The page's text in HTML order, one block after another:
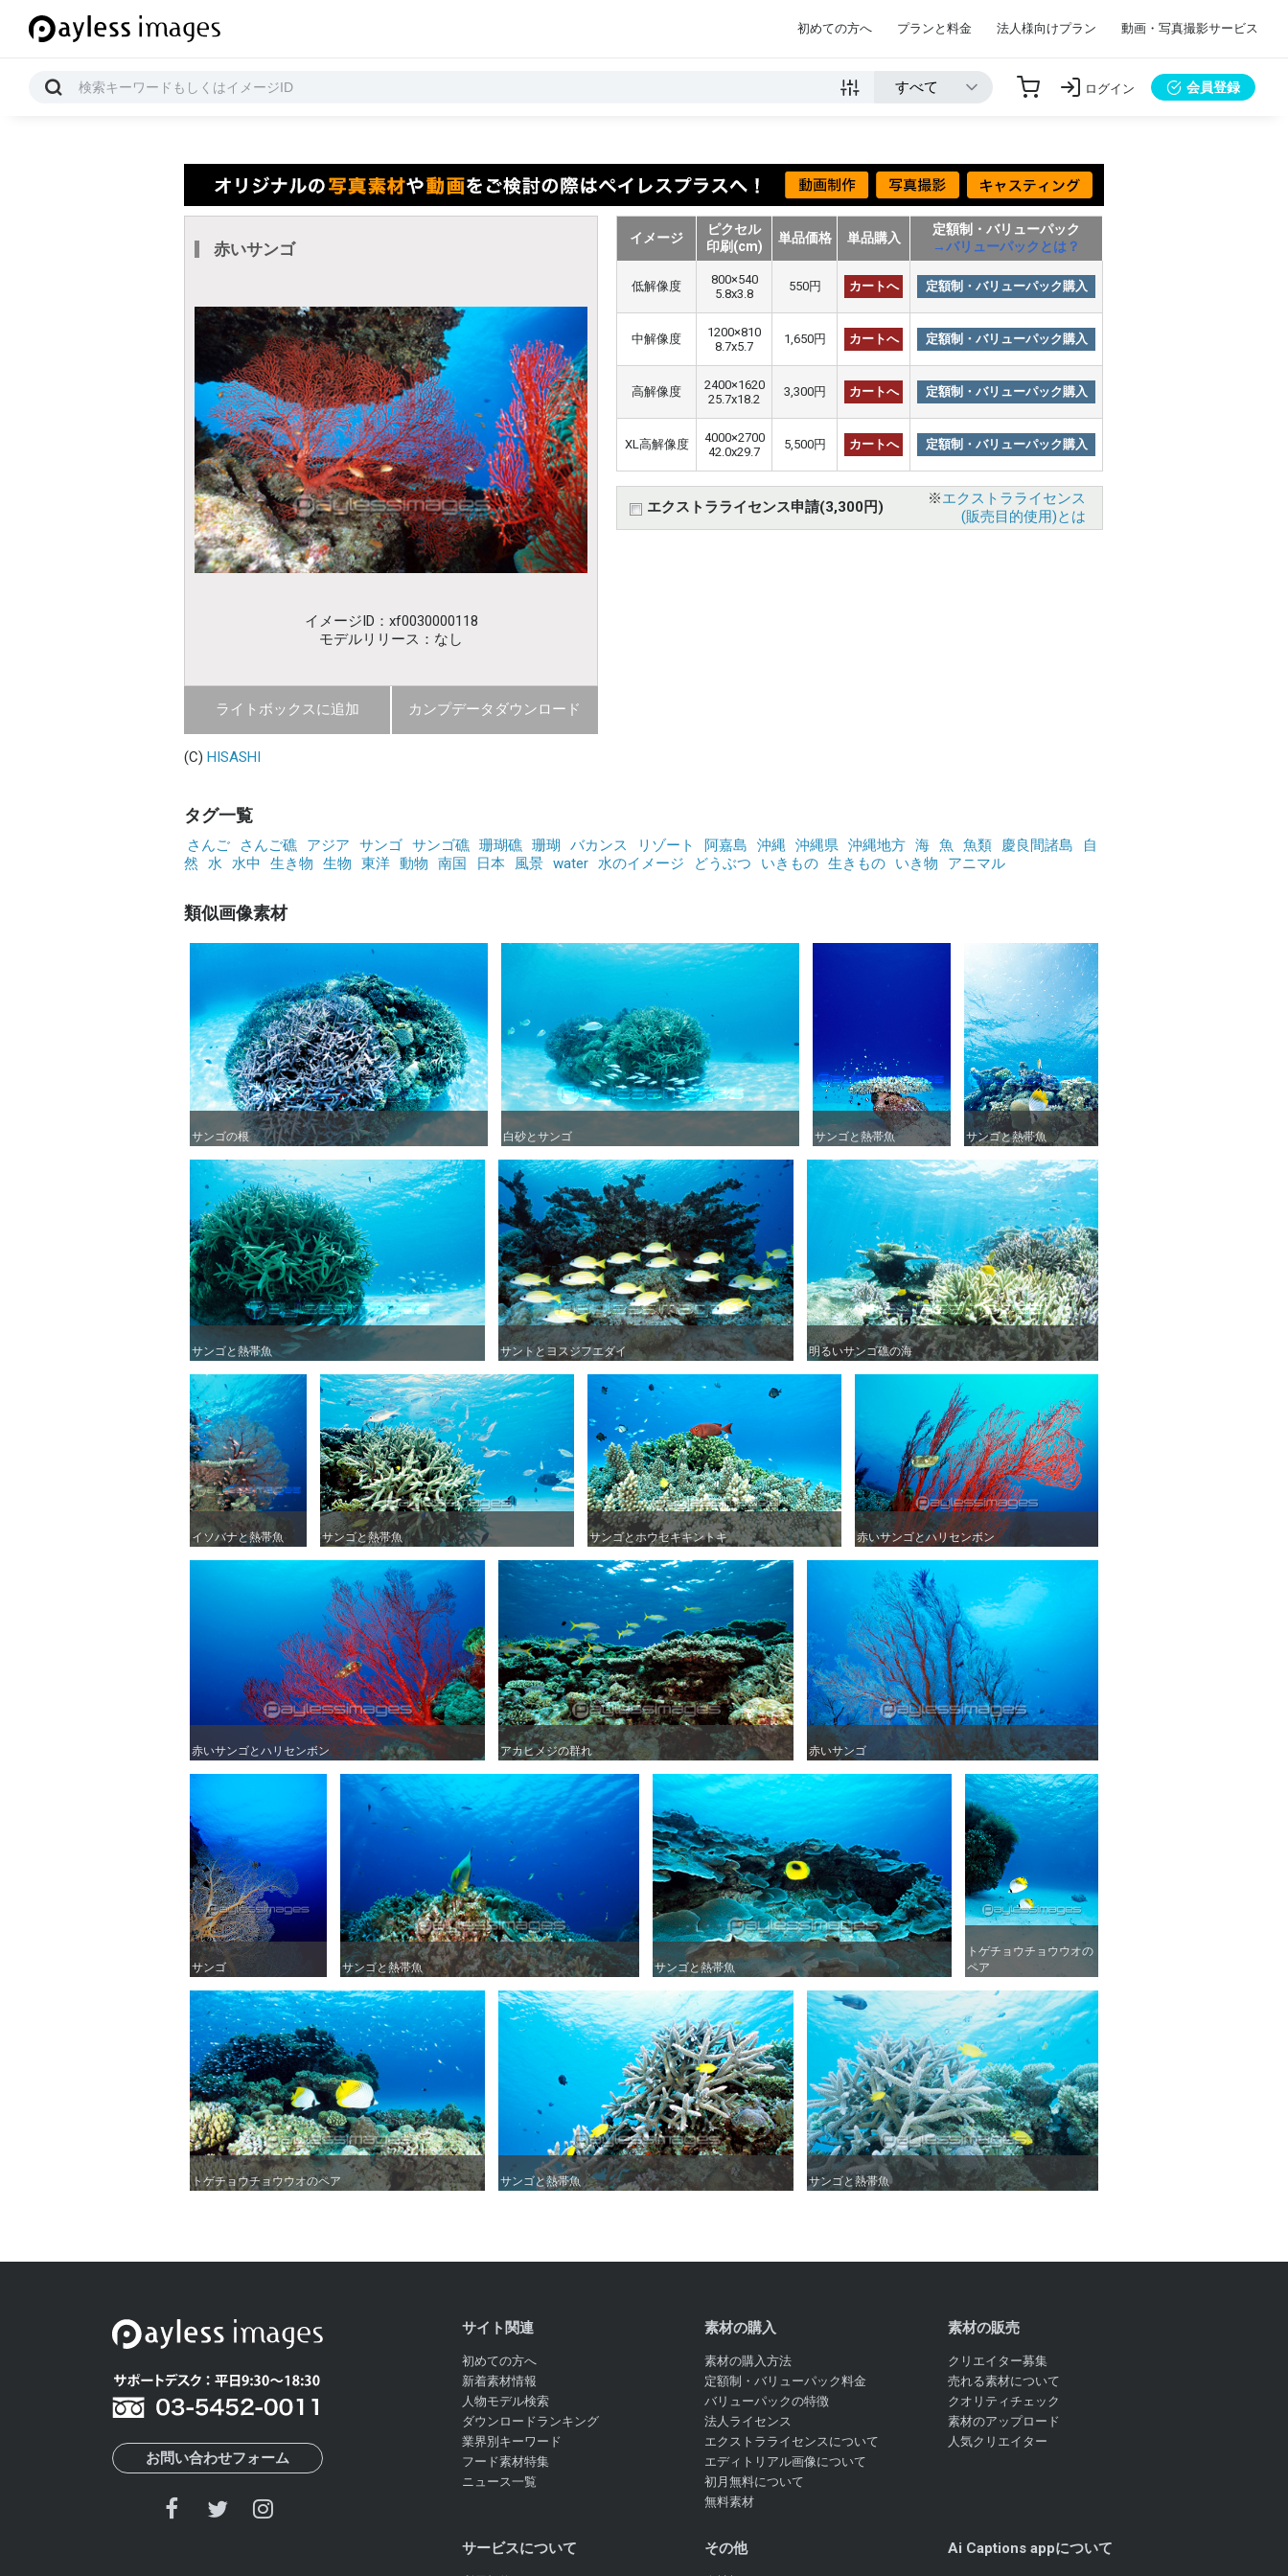
初めての方へ プランと料金 法人様向けプラン 動画・写真撮影サービス
ログイン 会員登録
赤いサンゴ
イメージID：xf0030000118
モデルリリース：なし
ライトボックスに追加 カンプデータダウンロード
イメージ
ピクセル
印刷(cm)
単品価格 単品購入
定額制・バリューパック
→バリューパックとは？
低解像度
800×540
5.8x3.8
550円 カートへ 定額制・バリューパック購入
中解像度
1200×810
8.7x5.7
1,650円 カートへ 定額制・バリューパック購入
高解像度
2400×1620
25.7x18.2
3,300円 カートへ 定額制・バリューパック購入
XL高解像度
4000×2700
42.0x29.7
5,500円 カートへ 定額制・バリューパック購入
エクストラライセンス申請(3,300円) ※エクストラライセンス
(販売目的使用)とは
(C) HISASHI
タグ一覧
さんご さんご礁 アジア サンゴ サンゴ礁 珊瑚礁 珊瑚 バカンス リゾート 阿嘉島 沖縄 沖縄県 沖縄地方 海 魚 魚類 慶良間諸島
自
然
水 水中 生き物 生物 東洋 動物 南国 日本 風景 water 水のイメージ どうぶつ いきもの 生きもの いき物 アニマル
類似画像素材
サンゴの根
サンゴの根 白砂とサンゴ
白砂とサンゴ サンゴと熱帯魚
サンゴと熱帯魚 サンゴと熱帯魚
サンゴと熱帯魚
サンゴと熱帯魚
サンゴと熱帯魚 サントとヨスジフエダイ
サントとヨスジフエダイ 明るいサンゴ礁の海
明るいサンゴ礁の海
イソバナと熱帯魚
イソバナと熱帯魚 サンゴと熱帯魚
サンゴと熱帯魚 サンゴとホウセキキントキ
サンゴとホウセキキントキ 赤いサンゴとハリセンボン
赤いサンゴとハリセンボン
赤いサンゴとハリセンボン
赤いサンゴとハリセンボン アカヒメジの群れ
アカヒメジの群れ 赤いサンゴ
赤いサンゴ
サンゴ
サンゴ サンゴと熱帯魚
サンゴと熱帯魚 サンゴと熱帯魚
サンゴと熱帯魚
トゲチョウチョウウオの
ペア
トゲチョウチョウウオの
ペア
トゲチョウチョウウオのペア
トゲチョウチョウウオのペア サンゴと熱帯魚
サンゴと熱帯魚 サンゴと熱帯魚
サンゴと熱帯魚
お問い合わせフォーム
サイト関連
初めての方へ
新着素材情報
人物モデル検索
ダウンロードランキング
業界別キーワード
フード素材特集
ニュース一覧
素材の購入
素材の購入方法
定額制・バリューパック料金
バリューパックの特徴
法人ライセンス
エクストラライセンスについて
エディトリアル画像について
初月無料について
無料素材
素材の販売
クリエイター募集
売れる素材について
クオリティチェック
素材のアップロード
人気クリエイター
サービスについて その他 Ai Captions appについて